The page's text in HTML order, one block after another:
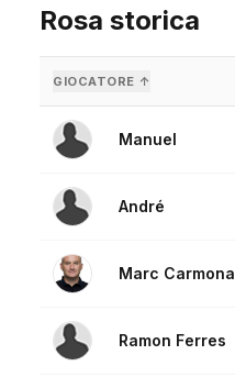
Rosa storica
GIOCATORE ↑
Manuel
André
Marc Carmona
Ramon Ferres